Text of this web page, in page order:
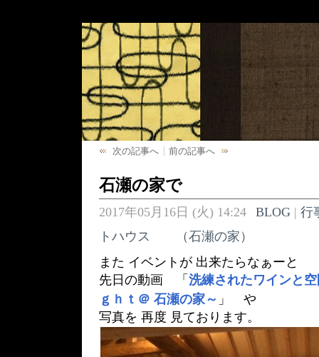
次の記事へ 前の記事へ
石瀬の家で
2017年05月16日 (火) 14:24 BLOG| 行
トハウス （石瀬の家）
また イベントが 出来たらなぁーと
先日の動画 「 洗練されたワインと
ｇｈｔ＠ 石瀬の家～ 」 や
写真を 再度 見ております。